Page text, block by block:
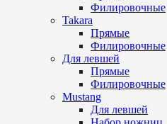
Филировочные
Takara
Прямые
Филировочные
Для левшей
Прямые
Филировочные
Mustang
Для левшей